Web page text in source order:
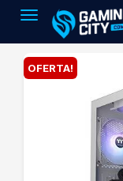
Toggle navigation
OFERTA!